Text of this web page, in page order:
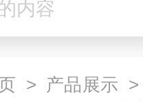
> 产品展示